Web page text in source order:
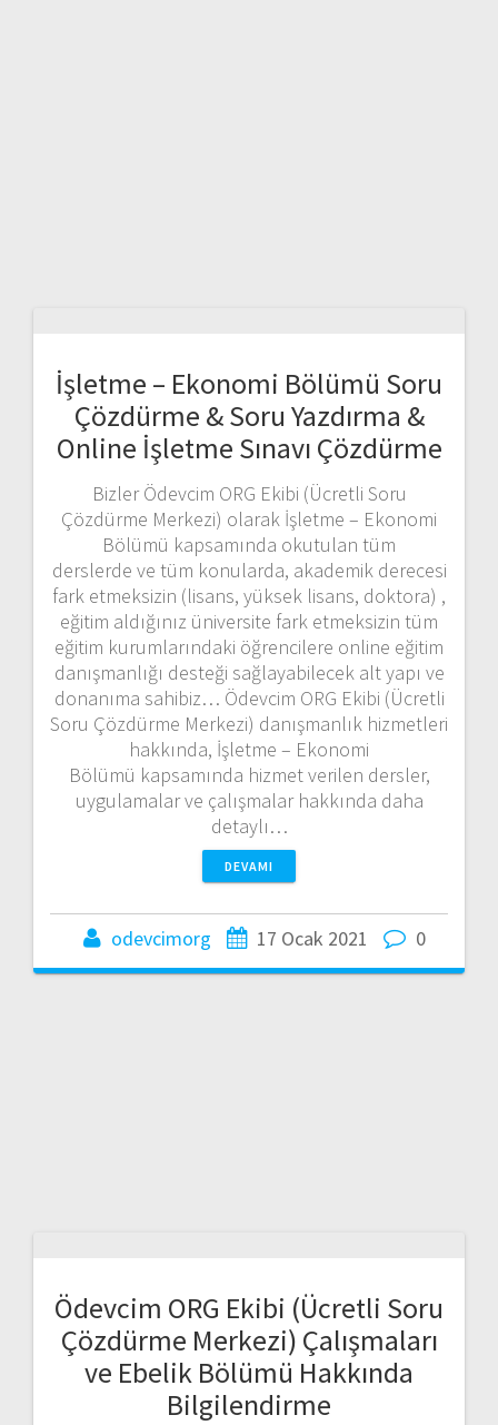
İşletme – Ekonomi Bölümü Soru
Çözdürme & Soru Yazdırma &
Online İşletme Sınavı Çözdürme
Bizler Ödevcim ORG Ekibi (Ücretli Soru
Çözdürme Merkezi) olarak İşletme – Ekonomi
Bölümü kapsamında okutulan tüm
derslerde ve tüm konularda, akademik derecesi
fark etmeksizin (lisans, yüksek lisans, doktora) ,
eğitim aldığınız üniversite fark etmeksizin tüm
eğitim kurumlarındaki öğrencilere online eğitim
danışmanlığı desteği sağlayabilecek alt yapı ve
donanıma sahibiz… Ödevcim ORG Ekibi (Ücretli
Soru Çözdürme Merkezi) danışmanlık hizmetleri
hakkında, İşletme – Ekonomi
Bölümü kapsamında hizmet verilen dersler,
uygulamalar ve çalışmalar hakkında daha
detaylı…
DEVAMI
odevcimorg 17 Ocak 2021 0
Ödevcim ORG Ekibi (Ücretli Soru
Çözdürme Merkezi) Çalışmaları
ve Ebelik Bölümü Hakkında
Bilgilendirme